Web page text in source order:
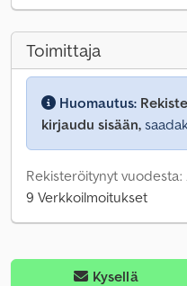
Toimittaja
Huomautus:
kirjaudu sisään,
Rekisteröitynyt vuodesta:
9 Verkkoilmoitukset
Kysellä